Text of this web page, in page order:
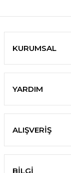
KURUMSAL
YARDIM
ALIŞVERİŞ
BİLGİ